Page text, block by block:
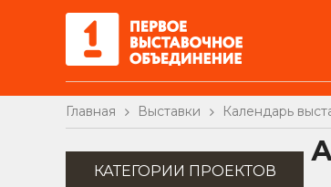
Главная Выставки Календарь
КАТЕГОРИИ ПРОЕКТОВ